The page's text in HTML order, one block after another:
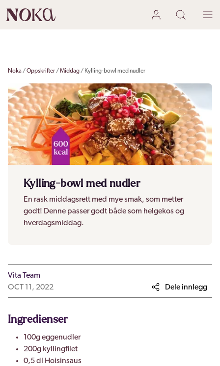
Noka Oppskrifter Middag Kylling-bowl med nudler
Kylling-bowl med nudler
En rask middagsrett med mye smak, som metter
godt! Denne passer godt både som helgekos og
hverdagsmiddag.
Vita Team
OCT 11, 2022
Dele innlegg
Ingredienser
100g eggenudler
200g kyllingfilet
0,5 dl Hoisinsaus